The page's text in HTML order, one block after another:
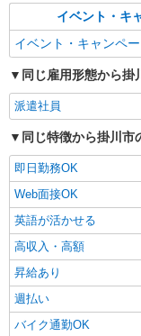
イベント・キ
イベント・キャンペ
同じ雇用形態から掛
派遣社員
同じ特徴から掛川市
即日勤務OK
Web面接OK
英語が活かせる
高収入・高額
昇給あり
週払い
バイク通勤OK